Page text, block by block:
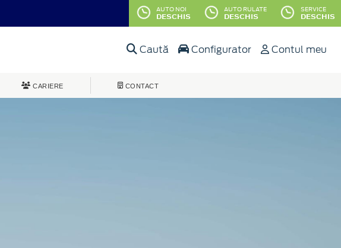
AUTO NOI
DESCHIS
AUTO RULATE
DESCHIS
SERVICE
DESCHIS
Caută Configurator Contul meu
CARIERE CONTACT